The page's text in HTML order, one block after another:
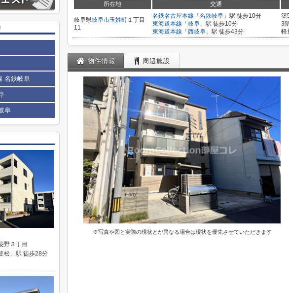
所在地 交通
岐阜県岐阜市玉姓町 １丁目
11
名鉄名古屋本線 「 名鉄岐阜 」駅 徒歩10分
東海道本線 「 岐阜 」駅 徒歩10分
東海道本線 「 西岐阜 」駅 徒歩43分
築
3
軽
物件情報 周辺施設
※写真や図と実際の現状とが異なる場合は現状を優先させていただきます
名鉄岐阜
阜
野３丁目
松」駅 徒歩28分